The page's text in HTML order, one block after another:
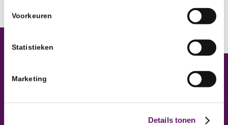
Voorkeuren
Statistieken
Marketing
Details tonen
Inclusief Groep
Inclusief Groep, Werkontwikkelbedrijf